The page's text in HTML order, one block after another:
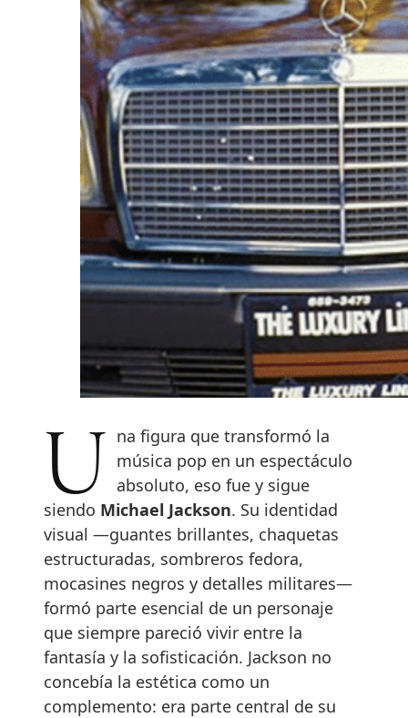
Una figura que transformó la
música pop en un espectáculo
absoluto, eso fue y sigue
siendo Michael Jackson. Su identidad
visual —guantes brillantes, chaquetas
estructuradas, sombreros fedora,
mocasines negros y detalles militares—
formó parte esencial de un personaje
que siempre pareció vivir entre la
fantasía y la sofisticación. Jackson no
concebía la estética como un
complemento: era parte central de su